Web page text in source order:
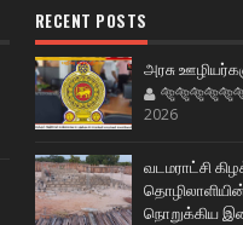
RECENT POSTS
அரசு
2026
வடமராட்சி
நொறுக்கிய